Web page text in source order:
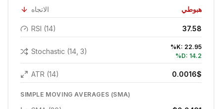
الاتجاه هبوطي
RSI (14) 37.58
Stochastic (14, 3)
%K: 22.95
%D: 14.2
ATR (14) 0.0016$
SIMPLE MOVING AVERAGES (SMA)